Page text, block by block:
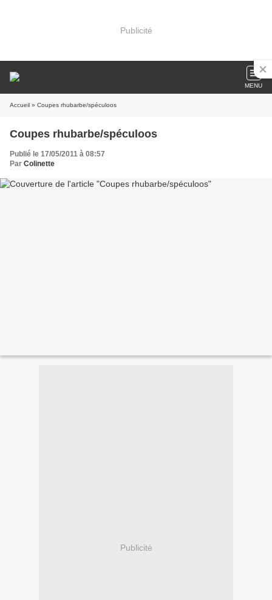
Publicité
MENU
Accueil » Coupes rhubarbe/spéculoos
Coupes rhubarbe/spéculoos
Publié le 17/05/2011 à 08:57
Par Colinette
Publicité